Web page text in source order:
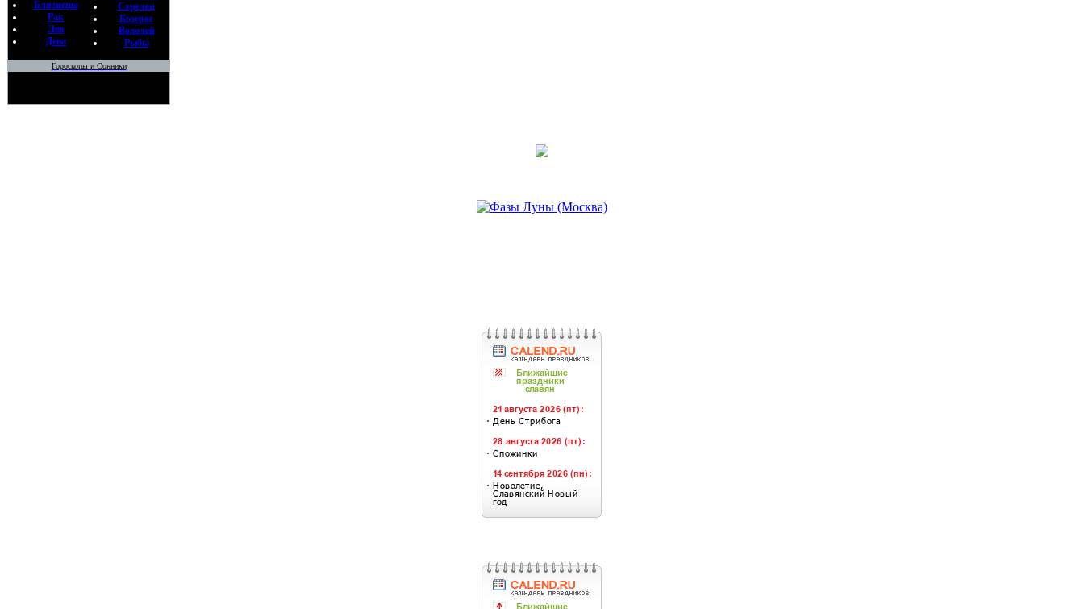
16 ноя 2025, 15:47
ЭМОЦИЙ И ЗДОРОВЬЯ
Последнее сообщение
Близнецы
Рак
Лев
Дева
Стрелец
Козерог
Водолей
Рыбы
Гороскопы и Сонники